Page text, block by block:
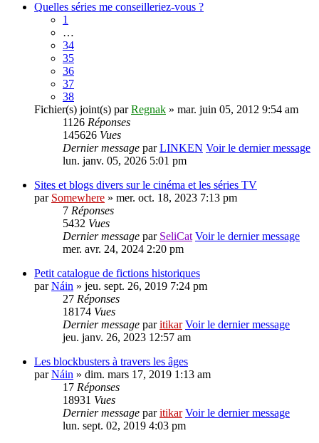
Quelles séries me conseilleriez-vous ?
1
…
34
35
36
37
38
Fichier(s) joint(s) parRegnak » mar. juin 05, 2012 9:54 am
1126 Réponses
145626 Vues
Dernier message parLINKEN Voir le dernier message
lun. janv. 05, 2026 5:01 pm
Sites et blogs divers sur le cinéma et les séries TV
par Somewhere » mer. oct. 18, 2023 7:13 pm
7 Réponses
5432 Vues
Dernier message par SeliCat Voir le dernier message
mer. avr. 24, 2024 2:20 pm
Petit catalogue de fictions historiques
parNáin » jeu. sept. 26, 2019 7:24 pm
27 Réponses
18174 Vues
Dernier message paritikar Voir le dernier message
jeu. janv. 26, 2023 12:57 am
Les blockbusters à travers les âges
parNáin » dim. mars 17, 2019 1:13 am
17 Réponses
18931 Vues
Dernier message paritikar Voir le dernier message
lun. sept. 02, 2019 4:03 pm